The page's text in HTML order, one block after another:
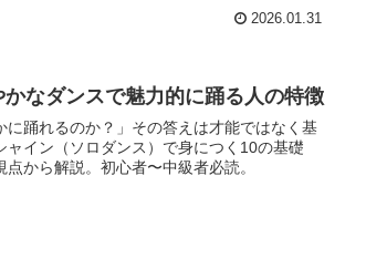
2026.01.31
かなダンスで魅力的に踊る人の特徴
に踊れるのか？」その答えは才能ではなく基
ャイン（ソロダンス）で身につく10の基礎
から解説。初心者〜中級者必読。